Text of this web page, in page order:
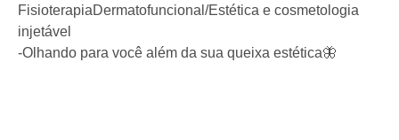
FisioterapiaDermatofuncional/Estética e cosmetologia
injetável
-Olhando para você além da sua queixa estética🦋